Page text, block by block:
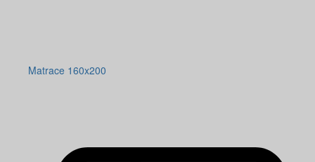
Matrace 160x200